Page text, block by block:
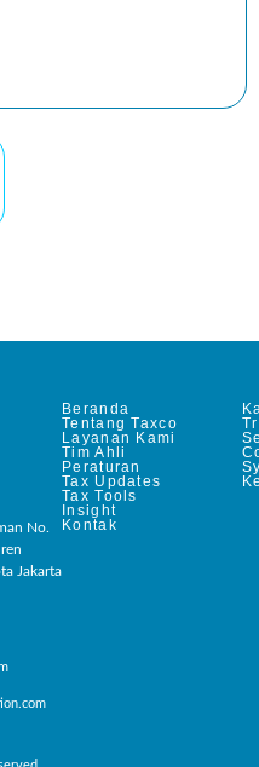
No.
Jakarta
Beranda
Tentang Taxco
Layanan Kami
Tim Ahli
Peraturan
Tax Updates
Tax Tools
Insight
Kontak